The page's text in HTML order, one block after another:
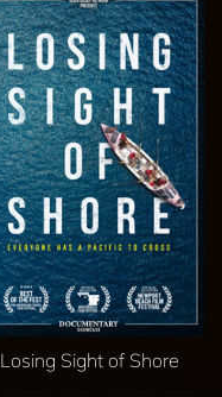
Losing Sight of Shore